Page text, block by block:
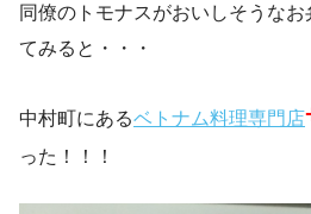
同僚のトモナスがおいしそうな
てみると・・・
中村町にあるベトナム料理専門店
った！！！